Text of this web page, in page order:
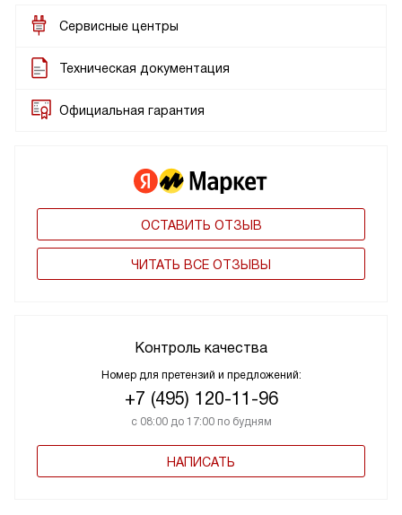
Сервисные центры
Техническая документация
Официальная гарантия
ОСТАВИТЬ ОТЗЫВ
ЧИТАТЬ ВСЕ ОТЗЫВЫ
Контроль качества
Номер для претензий и предложений:
+7 (495) 120-11-96
с 08:00 до 17:00 по будням
НАПИСАТЬ